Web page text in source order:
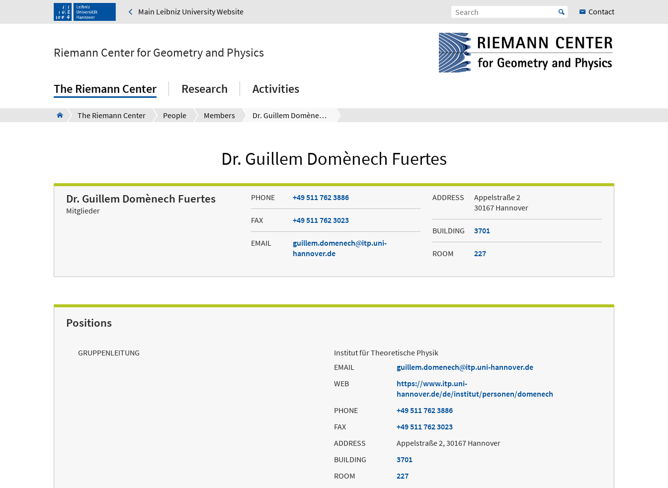
Main Leibniz University Website Contact
Riemann Center for Geometry and Physics
The Riemann Center Research Activities
The Riemann Center People Members Dr. Guillem Domènech Fuertes
Dr. Guillem Domènech Fuertes
Dr. Guillem Domènech Fuertes
Mitglieder
PHONE +49 511 762 3886
FAX +49 511 762 3023
EMAIL guillem.domenech
itp.uni-
hannover.de
ADDRESS
Appelstraße 2
30167 Hannover
BUILDING 3701
ROOM 227
Positions
GRUPPENLEITUNG
Institut für Theoretische Physik
EMAIL
guillem.domenech
itp.uni-hannover.de
WEB
https://www.itp.uni-
hannover.de/de/institut/personen/domenech
PHONE
+49 511 762 3886
FAX
+49 511 762 3023
ADDRESS
Appelstraße 2, 30167 Hannover
BUILDING
3701
ROOM
227